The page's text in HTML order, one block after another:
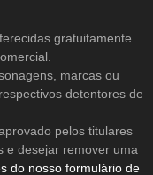
gratuitamente
marcas ou
detentores de
pelos titulares
e desejar remover uma
do nosso formulário de